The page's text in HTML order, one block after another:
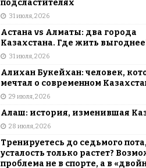
подсластителях
31 июля, 2026
Астана vs Алматы: два города
Казахстана. Где жить
31 июля, 2026
Алихан Букейхан: человек,
мечтал о современном
29 июля, 2026
Алаш: история, изменившая
28 июля, 2026
Тренируетесь до седьмого
усталость только растет?
проблема не в спорте, а в